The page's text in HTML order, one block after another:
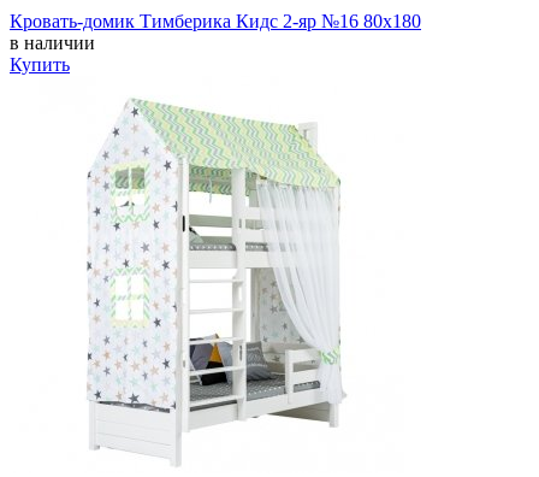
Кровать-домик Тимберика Кидс 2-яр №16 80х180
в наличии
Купить